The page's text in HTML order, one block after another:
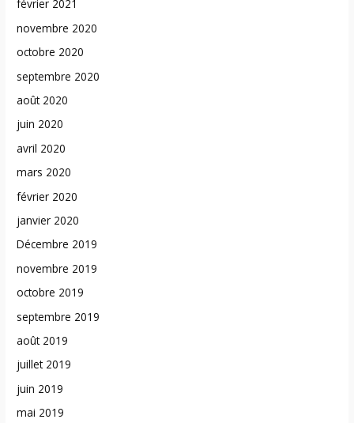
février 2021
novembre 2020
octobre 2020
septembre 2020
août 2020
juin 2020
avril 2020
mars 2020
février 2020
janvier 2020
Décembre 2019
novembre 2019
octobre 2019
septembre 2019
août 2019
juillet 2019
juin 2019
mai 2019